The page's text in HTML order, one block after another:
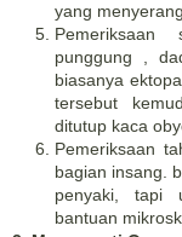
yang menyerang
Pemeriksaan
punggung ,
biasanya
tersebut
ditutup kaca
Pemeriksaan
bagian insang.
penyaki, tapi
bantuan